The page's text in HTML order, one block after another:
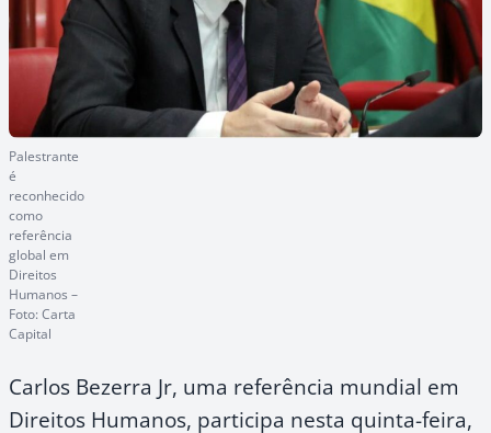
Palestrante
é
reconhecido
como
referência
global em
Direitos
Humanos –
Foto: Carta
Capital
Carlos Bezerra Jr, uma referência mundial em
Direitos Humanos, participa nesta quinta-feira,